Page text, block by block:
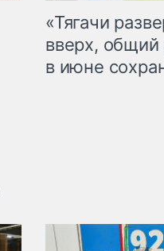
«Тягачи
вверх, общий
в июне